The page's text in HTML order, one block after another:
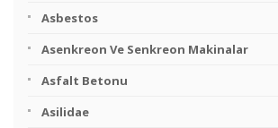
Asbestos
Asenkreon Ve Senkreon Makinalar
Asfalt Betonu
Asilidae